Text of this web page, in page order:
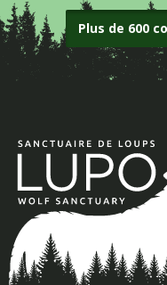
Plus de 600